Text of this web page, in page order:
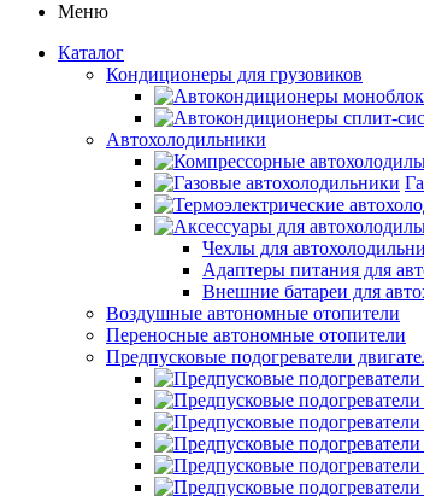
Меню
Каталог
Кондиционеры для грузовиков
Автохолодильники
Чехлы для
Адаптеры питания для
Внешние батареи для
Воздушные автономные отопители
Переносные автономные отопители
Предпусковые подогреватели